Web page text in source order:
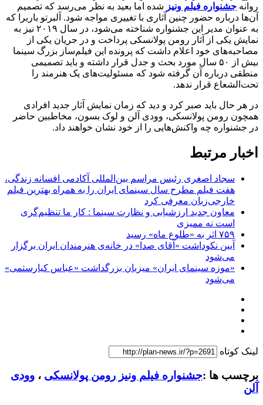
روانه جشنواره فیلم ونیز شده اما بعید به نظر می‌رسد که تصمیم
آن‌ها درباره حضور چنین آثاری با تغییری مواجه شود. آلبرتو باربرا که
به عنوان مدیر این جشنواره شناخته می‌شود، در سال ۲۰۱۹ نیز به
نمایش یکی از آثار رومن پولانسکی پرداخت و در جریان یکی از
مصاحبه‌های خود اعلام داشت که پرونده این فیلم‌ساز بزرگ سینما
بیش از ۵۰ سال مورد بحث و جدل قرار داشته و باید تصمیمی
منطقی درباره آن گرفته شود که مسئولیت‌های یک هنرمند را
تحت‌الشعاع قرار ندهد.
در هر حال باید صبر کرد و دید که زمان نمایش آثار جدید افرادی
همچون رومن پولانسکی، وودی آلن و لوک بسون، مخاطبین حاضر
در جشنواره چه واکنش‌هایی را از خود نشان خواهند داد.
اخبار مرتبط
سجاد اصغری رئیس مراسم بین‌المللی آکادمی افسانه زندگی،
هفت فیلم مطرح سال سینمای ایران را به همراه بهترین فیلم
خارجی‌زبان معرفی کرد
معاون جدید ارزشیابی و نظارت سینما : کار ما تنظیم‌گری
است نه ممیزی
۷۵۹ اثر به «طلوع ماه» رسید
آیین نکوداشت «آقای صدا» در خانه‌ی هنرمندان ایران برگزار
می‌شود
«موزه سینمای ایران» میزبان بزرگداشت «عباس کیارستمی»
می‌شود
لینک کوتاه
برچسب ها :جشنواره فیلم ونیز رومن پولانسکی ، وودی
آلن